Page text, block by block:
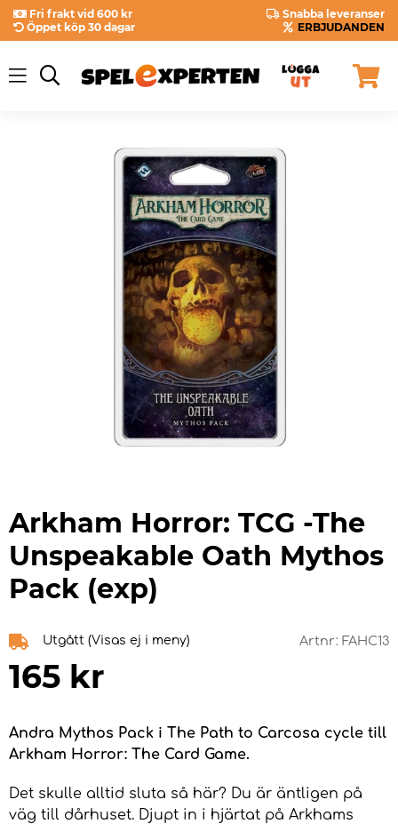
Fri frakt vid 600 kr
Snabba leveranser
Öppet köp 30 dagar
ERBJUDANDEN
Arkham Horror: TCG -The
Unspeakable Oath Mythos
Pack (exp)
Utgått (Visas ej i meny) Artnr: FAHC13
165 kr
Andra Mythos Pack i The Path to Carcosa cycle till
Arkham Horror: The Card Game.
Det skulle alltid sluta så här? Du är äntligen på
väg till dårhuset. Djupt in i hjärtat på Arkhams